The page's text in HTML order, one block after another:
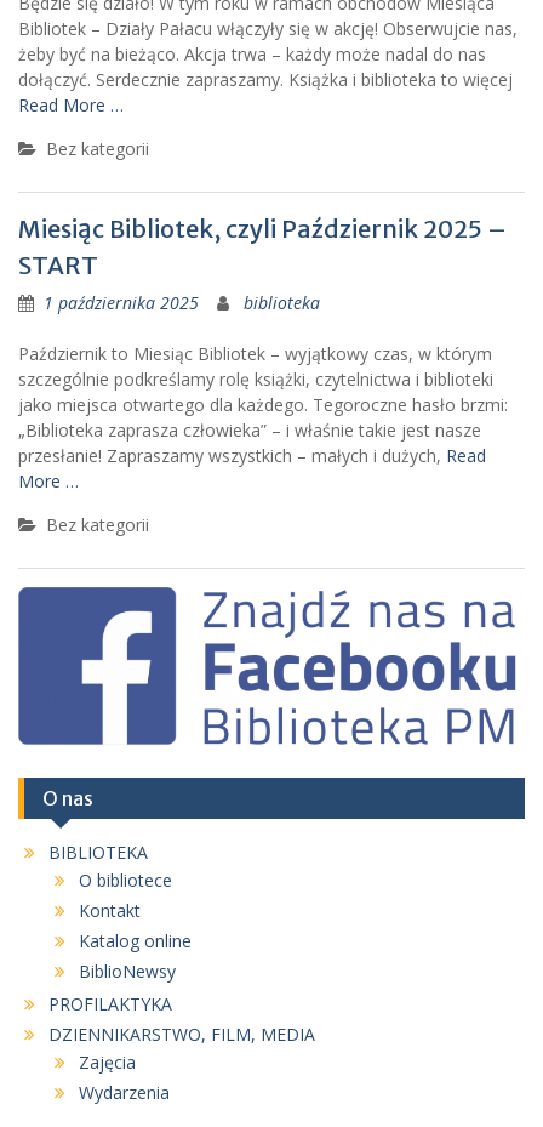
Bibliotek – Działy Pałacu włączyły się w akcję! Obserwujcie nas,
żeby być na bieżąco. Akcja trwa – każdy może nadal do nas
dołączyć. Serdecznie zapraszamy. Książka i biblioteka to więcej
Read More …
Bez kategorii
Miesiąc Bibliotek, czyli Październik 2025 –
START
1 października 2025 biblioteka
Październik to Miesiąc Bibliotek – wyjątkowy czas, w którym
szczególnie podkreślamy rolę książki, czytelnictwa i biblioteki
jako miejsca otwartego dla każdego. Tegoroczne hasło brzmi:
„Biblioteka zaprasza człowieka” – i właśnie takie jest nasze
przesłanie! Zapraszamy wszystkich – małych i dużych, Read
More …
Bez kategorii
O nas
BIBLIOTEKA
O bibliotece
Kontakt
Katalog online
BiblioNewsy
PROFILAKTYKA
DZIENNIKARSTWO, FILM, MEDIA
Zajęcia
Wydarzenia